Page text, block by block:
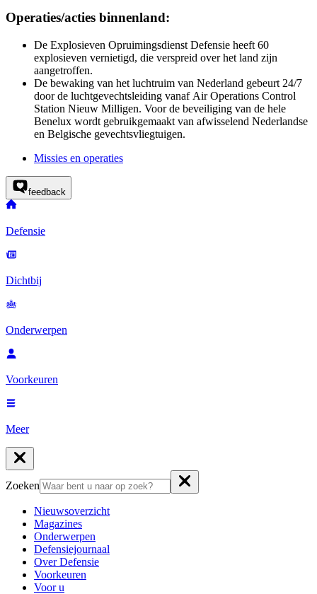
Operaties/acties binnenland:
De Explosieven Opruimingsdienst Defensie heeft 60
explosieven vernietigd, die verspreid over het land zijn
aangetroffen.
De bewaking van het luchtruim van Nederland gebeurt 24/7
door de luchtgevechtsleiding vanaf Air Operations Control
Station Nieuw Milligen. Voor de beveiliging van de hele
Benelux wordt gebruikgemaakt van afwisselend Nederlandse
en Belgische gevechtsvliegtuigen.
Missies en operaties
feedback
Defensie
Dichtbij
Onderwerpen
Voorkeuren
Meer
Zoeken
Nieuwsoverzicht
Magazines
Onderwerpen
Defensiejournaal
Over Defensie
Voorkeuren
Voor u